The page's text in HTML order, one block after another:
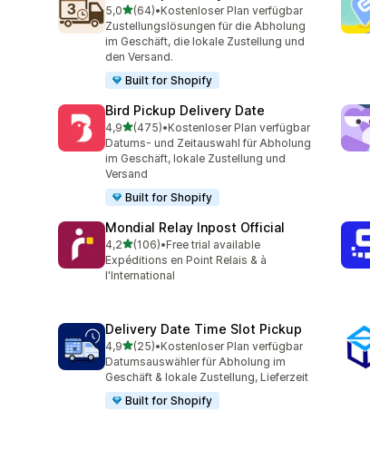
5,0von 5 Sternen
(64)
64 Rezensionen insgesamt
•Kostenloser Plan verfügbar
Zustellungslösungen für die Abholung
im Geschäft, die lokale Zustellung und
den Versand.
Built for Shopify
Bird Pickup Delivery Date
4,9von 5 Sternen
(475)
475 Rezensionen insgesamt
•Kostenloser Plan verfügbar
Datums- und Zeitauswahl für Abholung
im Geschäft, lokale Zustellung und
Versand
Built for Shopify
Mondial Relay Inpost Official
4,2von 5 Sternen
(106)
106 Rezensionen insgesamt
•Free trial available
Expéditions en Point Relais & à
l'International
Delivery Date Time Slot Pickup
4,9von 5 Sternen
(25)
25 Rezensionen insgesamt
•Kostenloser Plan verfügbar
Datumsauswähler für Abholung im
Geschäft & lokale Zustellung, Lieferzeit
Built for Shopify